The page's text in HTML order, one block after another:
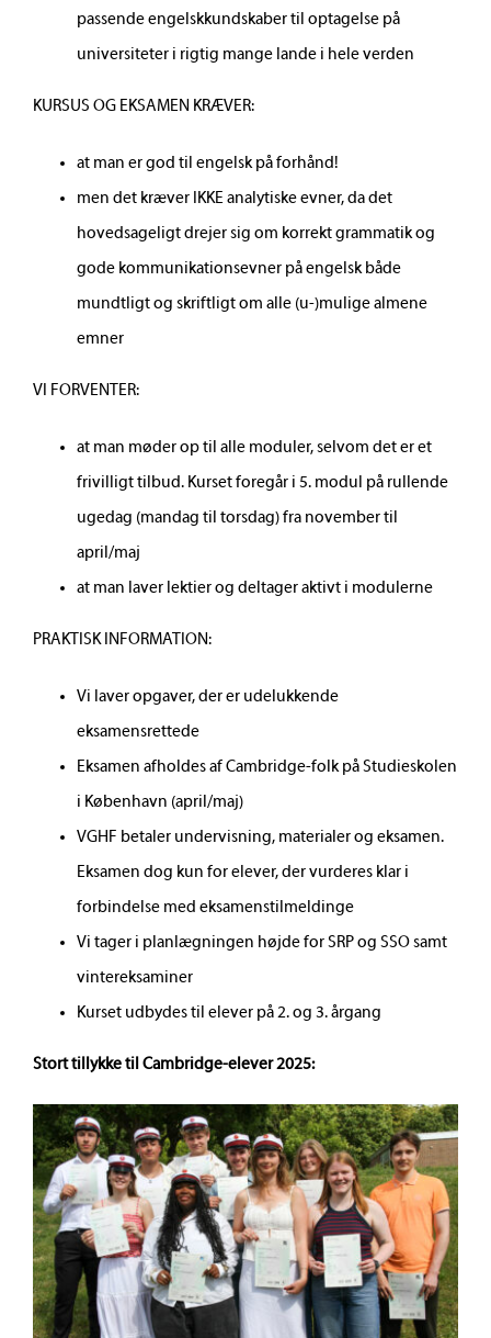
Internationalt samarbejde
passende engelskkundskaber til optagelse på
universiteter i rigtig mange lande i hele verden
KURSUS OG EKSAMEN KRÆVER:
at man er god til engelsk på forhånd!
men det kræver IKKE analytiske evner, da det
hovedsageligt drejer sig om korrekt grammatik og
gode kommunikationsevner på engelsk både
mundtligt og skriftligt om alle (u-)mulige almene
emner
VI FORVENTER:
at man møder op til alle moduler, selvom det er et
frivilligt tilbud. Kurset foregår i 5. modul på rullende
ugedag (mandag til torsdag) fra november til
april/maj
at man laver lektier og deltager aktivt i modulerne
PRAKTISK INFORMATION:
Vi laver opgaver, der er udelukkende
eksamensrettede
Eksamen afholdes af Cambridge-folk på Studieskolen
i København (april/maj)
VGHF betaler undervisning, materialer og eksamen.
Eksamen dog kun for elever, der vurderes klar i
forbindelse med eksamenstilmeldinge
Vi tager i planlægningen højde for SRP og SSO samt
vintereksaminer
Kurset udbydes til elever på 2. og 3. årgang
Stort tillykke til Cambridge-elever 2025: